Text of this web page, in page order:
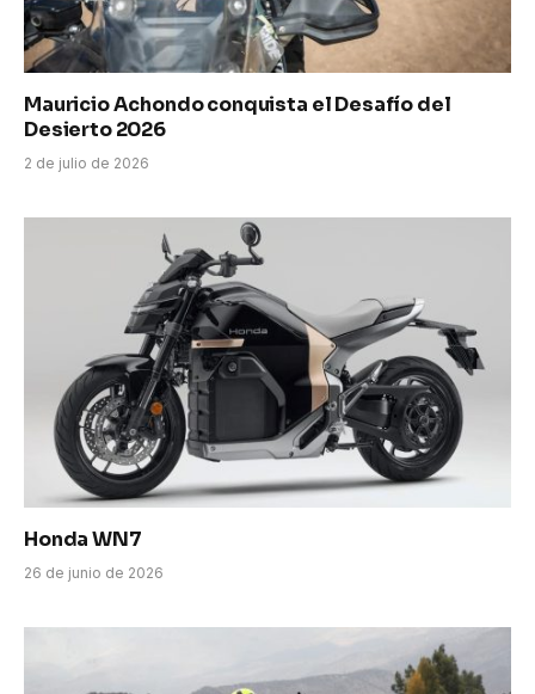
Mauricio Achondo conquista el Desafío del
Desierto 2026
2 de julio de 2026
Honda WN7
26 de junio de 2026